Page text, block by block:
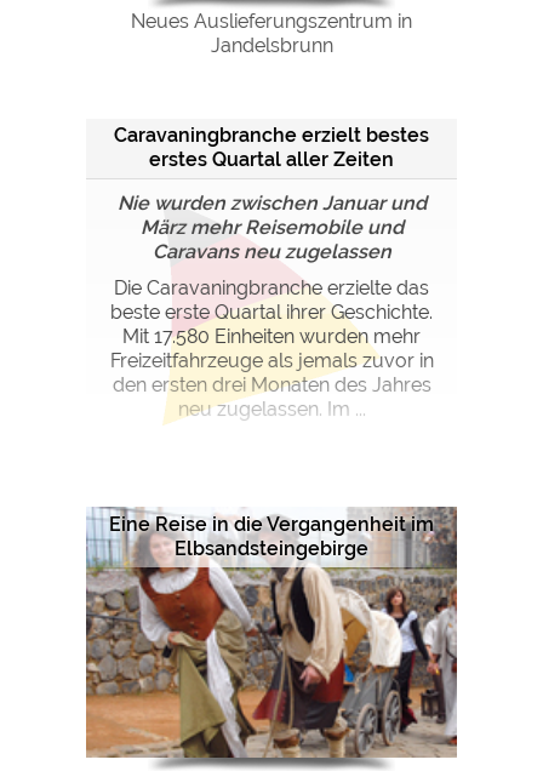
Neues Auslieferungszentrum in
Jandelsbrunn
Caravaningbranche erzielt bestes
erstes Quartal aller Zeiten
Nie wurden zwischen Januar und
März mehr Reisemobile und
Caravans neu zugelassen
Die Caravaningbranche erzielte das
beste erste Quartal ihrer Geschichte.
Mit 17.580 Einheiten wurden mehr
Freizeitfahrzeuge als jemals zuvor in
den ersten drei Monaten des Jahres
neu zugelassen. Im ...
Eine Reise in die Vergangenheit im
Elbsandsteingebirge